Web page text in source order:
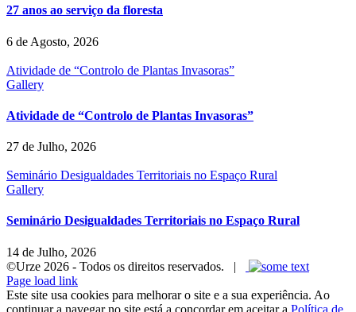
27 anos ao serviço da floresta
6 de Agosto, 2026
Atividade de “Controlo de Plantas Invasoras”
Gallery
Atividade de “Controlo de Plantas Invasoras”
27 de Julho, 2026
Seminário Desigualdades Territoriais no Espaço Rural
Gallery
Seminário Desigualdades Territoriais no Espaço Rural
14 de Julho, 2026
©Urze 2026 - Todos os direitos reservados. |
Facebook
Instagram
LinkedIn
YouTube
Page load link
Este site usa cookies para melhorar o site e a sua experiência. Ao
continuar a navegar no site está a concordar em aceitar a Política de